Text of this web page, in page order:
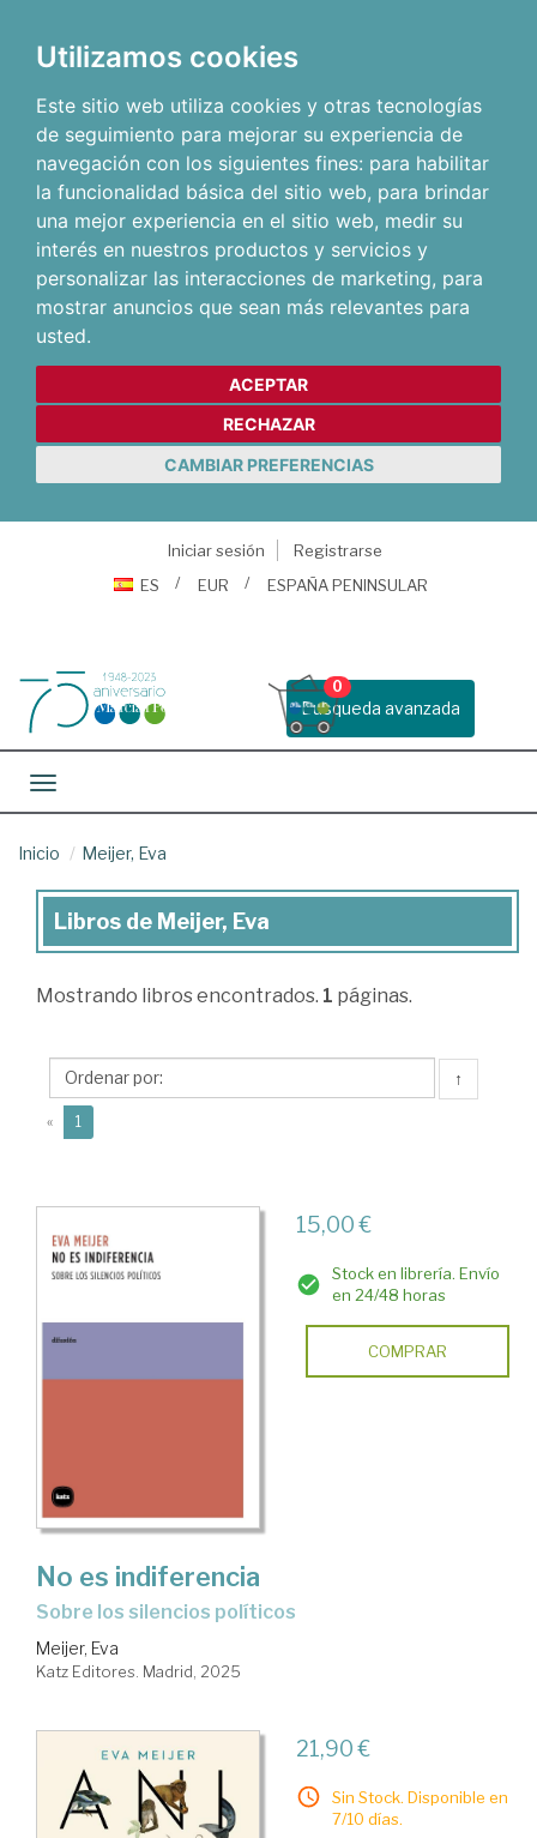
Utilizamos cookies
Este sitio web utiliza cookies y otras tecnologías
de seguimiento para mejorar su experiencia de
navegación con los siguientes fines: para habilitar
la funcionalidad básica del sitio web, para brindar
una mejor experiencia en el sitio web, medir su
interés en nuestros productos y servicios y
personalizar las interacciones de marketing, para
mostrar anuncios que sean más relevantes para
usted.
ACEPTAR
RECHAZAR
CAMBIAR PREFERENCIAS
Iniciar sesión
Registrarse
ES
EUR ESPAÑA PENINSULAR
Busqueda avanzada
0
Toggle navigation
Inicio Meijer, Eva
Libros
Meijer,
Libros de Meijer, Eva
Mostrando libros encontrados. 1 páginas.
↑
« 1
15,00 €
Stock en librería. Envío
en 24/48 horas
COMPRAR
No es indiferencia
Sobre los silencios políticos
Meijer, Eva
Katz Editores. Madrid, 2025
21,90 €
Sin Stock. Disponible en
7/10 días.